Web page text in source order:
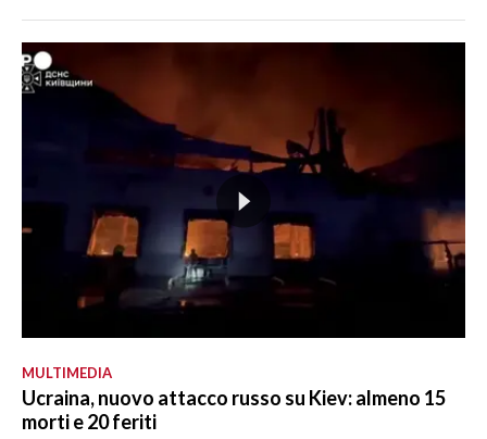
MULTIMEDIA
Ucraina, nuovo attacco russo su Kiev: almeno 15
morti e 20 feriti